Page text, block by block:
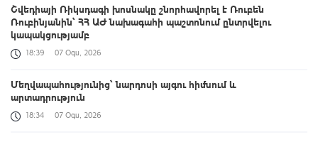
Շվեդիայի Ռիկսդագի խոսնակը շնորհավորել է Ռուբեն
Ռուբինյանին՝ ՀՀ ԱԺ նախագահի պաշտոնում ընտրվելու
կապակցությամբ
18:39 07 Օգս, 2026
Մեղվապահությունից՝ նարդոսի այգու հիմնում և
արտադրություն
18:34 07 Օգս, 2026